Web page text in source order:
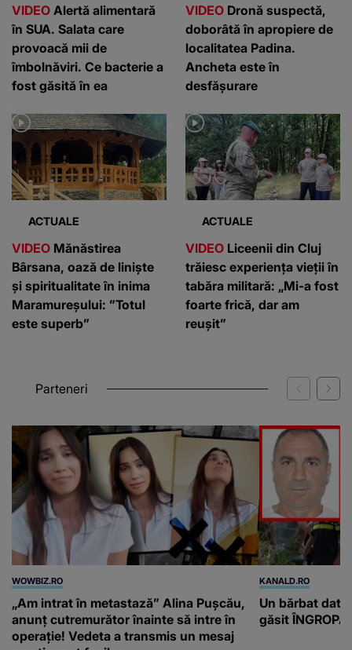
VIDEO Alertă alimentară
în SUA. Salata care
provoacă mii de
îmbolnăviri. Ce bacterie a
fost găsită în ea
VIDEO Dronă suspectă,
doborâtă în apropiere de
localitatea Padina.
Ancheta este în
desfășurare
ACTUALE
VIDEO Mănăstirea
Bârsana, oază de liniște
și spiritualitate în inima
Maramureșului: ”Totul
este superb”
ACTUALE
VIDEO Liceenii din Cluj
trăiesc experiența vieții în
tabăra militară: „Mi-a fost
foarte frică, dar am
reușit”
Parteneri
WOWBIZ.RO
„Am intrat în metastază” Alina Pușcău,
anunț cutremurător înainte să intre în
operație! Vedeta a transmis un mesaj
KANALD.RO
Un bărbat dat
găsit